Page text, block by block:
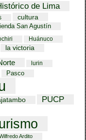
de Lima
cultura
San Agustín
Huánuco
la victoria
lurin
Pasco
PUCP
Ardito